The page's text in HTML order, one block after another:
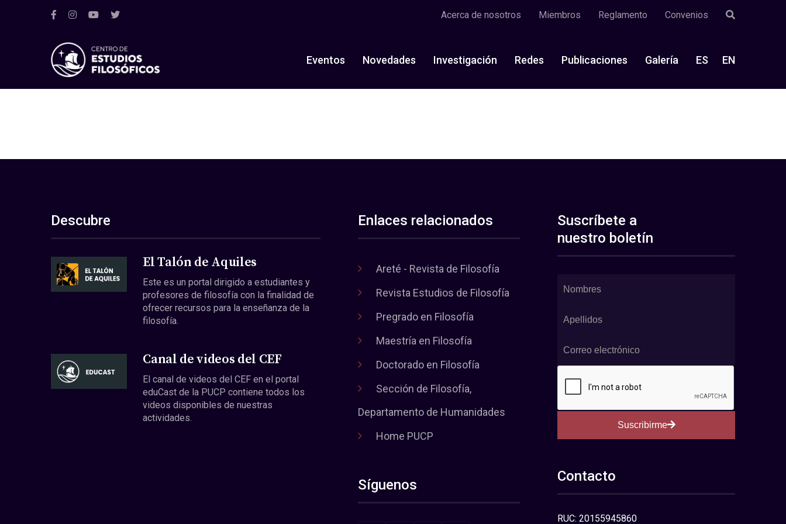
Acerca de nosotros Miembros Reglamento Convenios
Eventos Novedades Investigación Redes Publicaciones Galería ES EN
Descubre
El Talón de Aquiles
Este es un portal dirigido a estudiantes y
profesores de filosofía con la finalidad de
ofrecer recursos para la enseñanza de la
filosofía.
Canal de videos del CEF
El canal de videos del CEF en el portal
eduCast de la PUCP contiene todos los
videos disponibles de nuestras
actividades.
Enlaces relacionados
Areté - Revista de Filosofía
Revista Estudios de Filosofía
Pregrado en Filosofía
Maestría en Filosofía
Doctorado en Filosofía
Sección de Filosofía,
Departamento de Humanidades
Home PUCP
Síguenos
Suscríbete a
nuestro boletín
Suscribirme
Contacto
RUC: 20155945860